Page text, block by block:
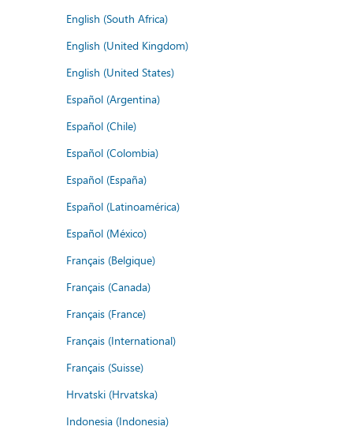
English (South Africa)
English (United Kingdom)
English (United States)
Español (Argentina)
Español (Chile)
Español (Colombia)
Español (España)
Español (Latinoamérica)
Español (México)
Français (Belgique)
Français (Canada)
Français (France)
Français (International)
Français (Suisse)
Hrvatski (Hrvatska)
Indonesia (Indonesia)